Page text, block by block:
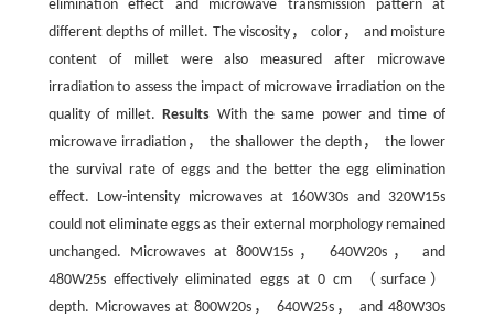
elimination effect and microwave transmission pattern at
different depths of millet. The viscosity， color， and moisture
content of millet were also measured after microwave
irradiation to assess the impact of microwave irradiation on the
quality of millet.Results With the same power and time of
microwave irradiation， the shallower the depth， the lower
the survival rate of eggs and the better the egg elimination
effect. Low-intensity microwaves at 160W30s and 320W15s
could not eliminate eggs as their external morphology remained
unchanged. Microwaves at 800W15s， 640W20s， and
480W25s effectively eliminated eggs at 0 cm （surface）
depth. Microwaves at 800W20s， 640W25s， and 480W30s